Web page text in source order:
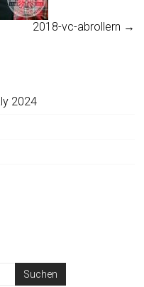
2018-vc-abrollern →
2024